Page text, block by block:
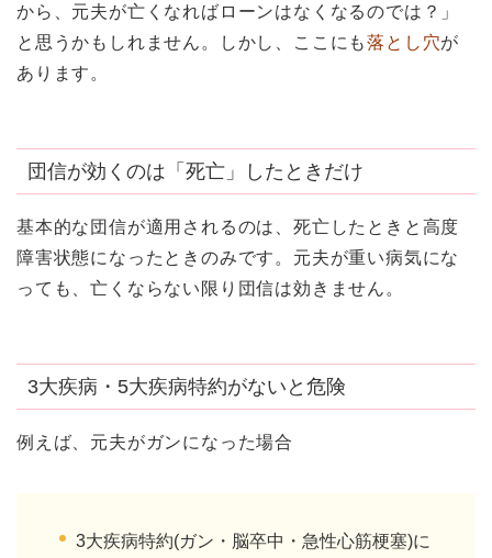
から、元夫が亡くなればローンはなくなるのでは？」
と思うかもしれません。しかし、ここにも落とし穴が
あります。
団信が効くのは「死亡」したときだけ
基本的な団信が適用されるのは、死亡したときと高度
障害状態になったときのみです。元夫が重い病気にな
っても、亡くならない限り団信は効きません。
3大疾病・5大疾病特約がないと危険
例えば、元夫がガンになった場合
3大疾病特約(ガン・脳卒中・急性心筋梗塞)に